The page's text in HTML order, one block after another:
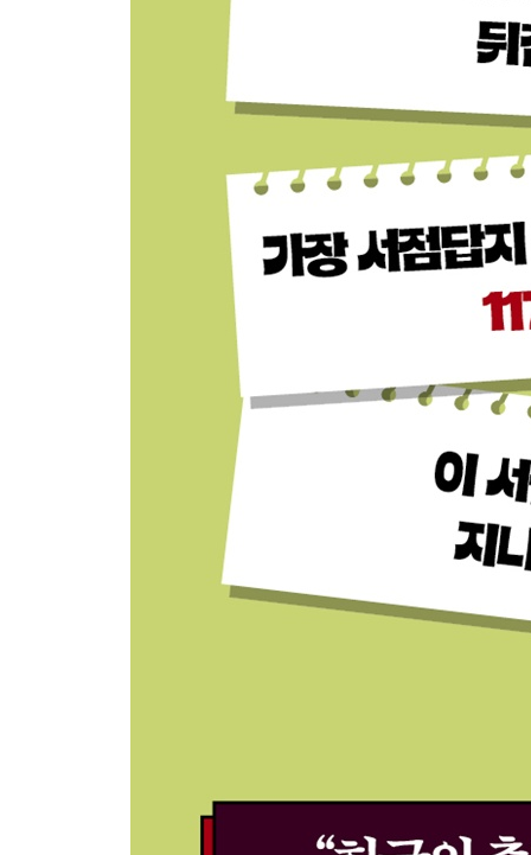
목소리 스태프
Chapter 3. 기업 채널을 설계한다
캐릭터 비주얼 작전 회의(2020년 6월 초순, 유세카
캐릭터 네이밍 작전 회의(2020년 6월 22일, 유세카
『유린도밖에 모르는 세계』 첫 화 공개(2020년 6
Part 2. 병아리
기업 유튜브의 실패 요인을 철저하게 제거한다
Chapter 4. ‘재미’를 만들어내는 기획·출연·편집
케이블을 감아대던 과거(2000년경부터 2020년, 유
편집의 ‘효율화’라는 개념을 버린다(2020년 6월
잔기술로는 구독자를 늘릴 수 없다(2020년 6월 30
목소리 스태프의 ‘손’과 ‘프리 토크’(2020년 6월
사전 확인이 콘텐츠를 망친다(2021년 5월~10월,
Chapter 5. 시청자와의 유대를 강화한다
실버버튼 개봉식(2021년 11월 11일, 유세카 개설 1
애착을 갖게 만들 굿즈 출시(2021년 11월~12월,
‘붓코로’가 사랑받는 캐릭터가 되기까지